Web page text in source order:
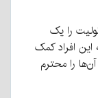
را یک
افراد کمک
را محترم